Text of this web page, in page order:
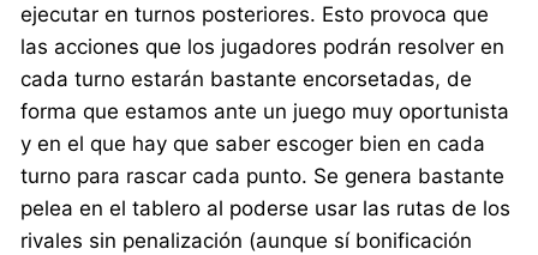
ejecutar en turnos posteriores. Esto provoca que
las acciones que los jugadores podrán resolver en
cada turno estarán bastante encorsetadas, de
forma que estamos ante un juego muy oportunista
y en el que hay que saber escoger bien en cada
turno para rascar cada punto. Se genera bastante
pelea en el tablero al poderse usar las rutas de los
rivales sin penalización (aunque sí bonificación